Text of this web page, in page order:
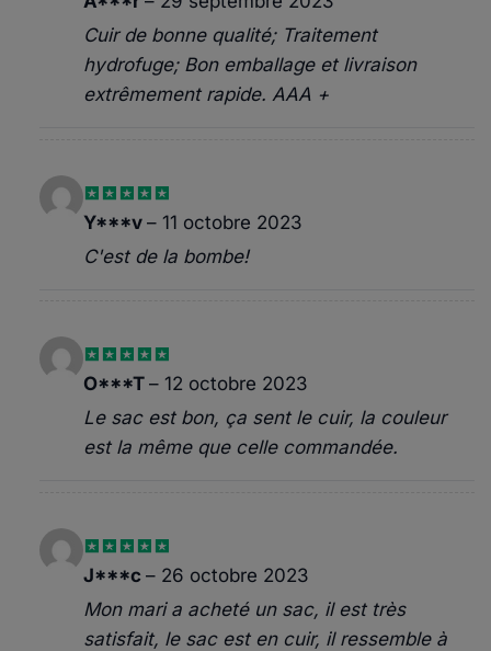
Cuir de bonne qualité; Traitement
hydrofuge; Bon emballage et livraison
extrêmement rapide. AAA +
Note5sur
Y***v – 11 octobre 2023
C'est de la bombe!
Note5sur
O***T – 12 octobre 2023
Le sac est bon, ça sent le cuir, la couleur
est la même que celle commandée.
Note5sur
J***c – 26 octobre 2023
Mon mari a acheté un sac, il est très
satisfait, le sac est en cuir, il ressemble à